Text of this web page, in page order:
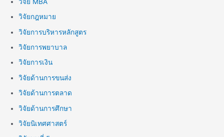
วิจัยกฎหมาย
วิจัยการบริหารหลักสูตร
วิจัยการพยาบาล
วิจัยการเงิน
วิจัยด้านการขนส่ง
วิจัยด้านการตลาด
วิจัยด้านการศึกษา
วิจัยนิเทศศาสตร์